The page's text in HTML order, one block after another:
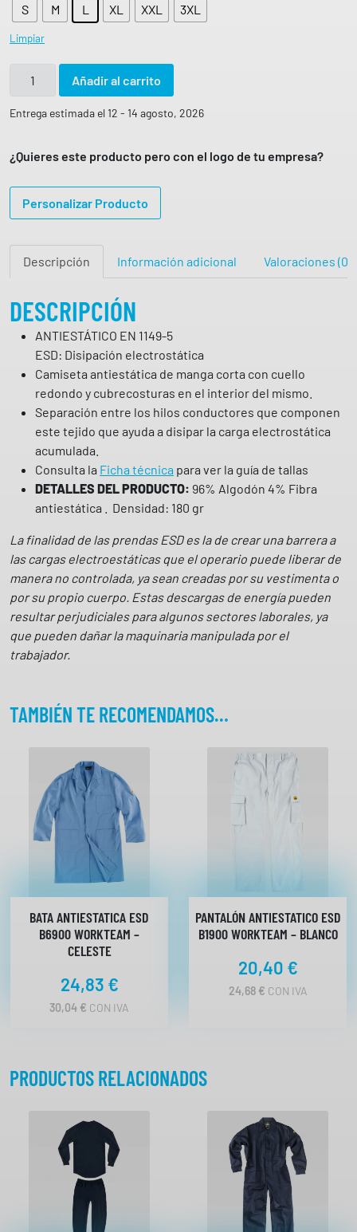
S
M L XL XXL 3XL
Limpiar
M
E
T
N
I
E
S
6
0
W
R
E
A
d
Añadir al carrito
Entrega estimada el 12 - 14 agosto, 2026
¿Quieres este producto pero con el logo de tu empresa?
Personalizar Producto
Descripción Información adicional Valoraciones (0)
DESCRIPCIÓN
ANTIESTÁTICO EN 1149-5
ESD: Disipación electrostática
Camiseta antiestática de manga corta con cuello
redondo y cubrecosturas en el interior del mismo.
Separación entre los hilos conductores que componen
este tejido que ayuda a disipar la carga electrostática
acumulada.
Consulta la Ficha técnica para ver la guía de tallas
DETALLES DEL PRODUCTO: 96% Algodón 4% Fibra
antiestática . Densidad: 180 gr
La finalidad de las prendas ESD es la de crear una barrera a
las cargas electroestáticas que el operario puede liberar de
manera no controlada, ya sean creadas por su vestimenta o
por su propio cuerpo. Estas descargas de energía pueden
resultar perjudiciales para algunos sectores laborales, ya
que pueden dañar la maquinaria manipulada por el
trabajador.
TAMBIÉN TE RECOMENDAMOS…
BATA ANTIESTATICA ESD
B6900 WORKTEAM –
CELESTE
24,83 €
30,04 € CON IVA
PANTALÓN ANTIESTATICO ESD
B1900 WORKTEAM – BLANCO
20,40 €
24,68 € CON IVA
PRODUCTOS RELACIONADOS